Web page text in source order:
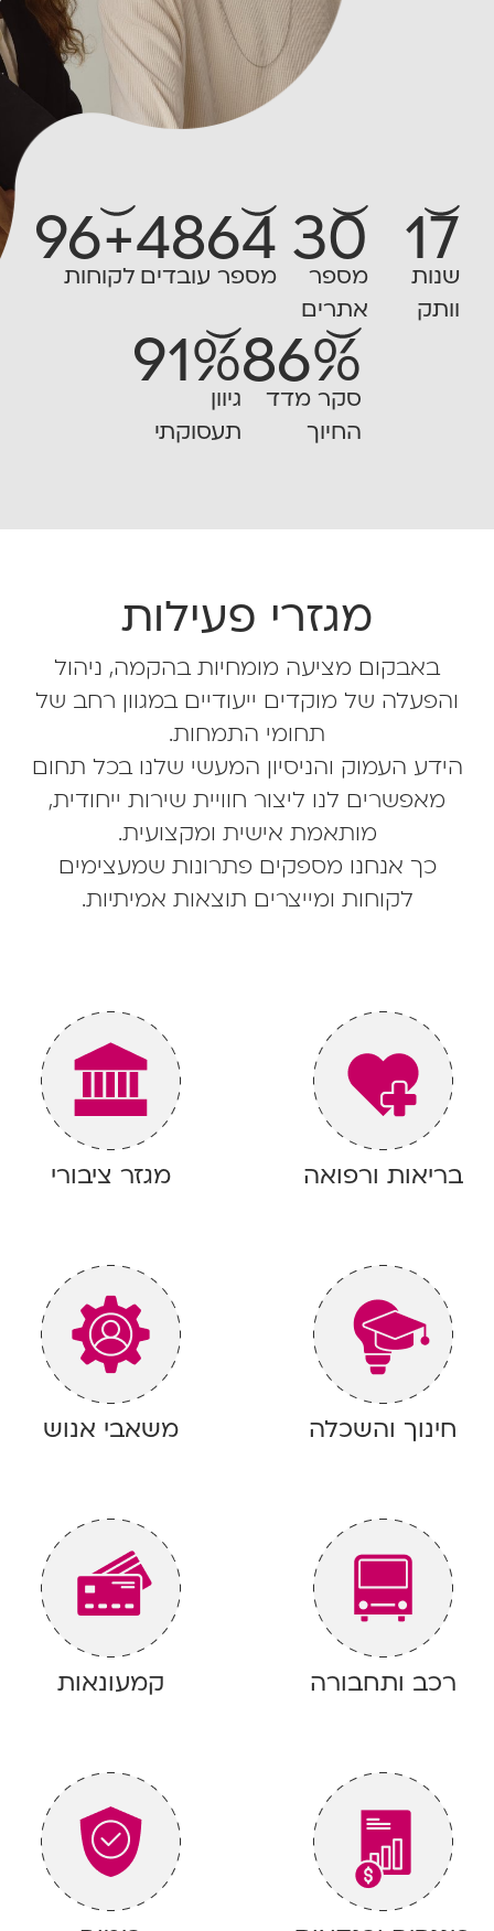
17
שנות
30
מספר
אתרים
5000
מספר עובדים
100
92%
סקר מדד
החיוך
100%
מגזרי פעילות
באבקום מציעה מומחיות בהקמה, ניהול
והפעלה של מוקדים ייעודיים במגוון רחב של
תחומי התמחות.
הידע העמוק והניסיון המעשי שלנו בכל תחום
מאפשרים לנו ליצור חוויית שירות ייחודית,
מותאמת אישית ומקצועית.
כך אנחנו מספקים פתרונות שמעצימים
לקוחות ומייצרים תוצאות אמיתיות.
בריאות ורפואה מגזר ציבורי
חינוך והשכלה משאבי אנוש
רכב ותחבורה קמעונאות